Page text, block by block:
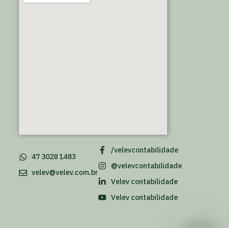
/velevcontabilidade
@velevcontabilidade
Velev contabilidade
Velev contabilidade
47 3028 1483
velev@velev.com.br